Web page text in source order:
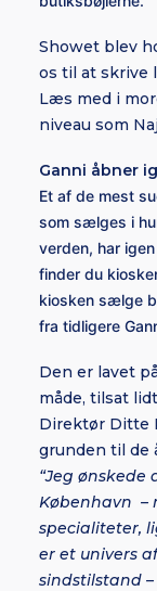
Showet blev
os til at skrive
Læs med i
niveau som
Ganni åbner
Et af de mest
som sælges i
verden, har
finder du
kiosken sælge
fra tidligere
Den er lavet
måde, tilsat
Direktør Ditte
grunden til de
“Jeg ønskede
København –
specialiteter,
er et univers
sindstilstand